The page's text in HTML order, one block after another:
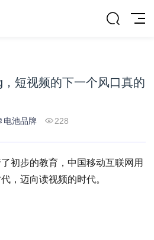
短视频的下一个风口真的
电池品牌 228
初步的教育，中国移动互联网用
，迈向读视频的时代。